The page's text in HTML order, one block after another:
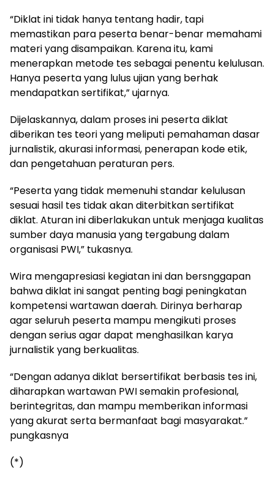
“Diklat ini tidak hanya tentang hadir, tapi
memastikan para peserta benar-benar memahami
materi yang disampaikan. Karena itu, kami
menerapkan metode tes sebagai penentu kelulusan.
Hanya peserta yang lulus ujian yang berhak
mendapatkan sertifikat,” ujarnya.
Dijelaskannya, dalam proses ini peserta diklat
diberikan tes teori yang meliputi pemahaman dasar
jurnalistik, akurasi informasi, penerapan kode etik,
dan pengetahuan peraturan pers.
“Peserta yang tidak memenuhi standar kelulusan
sesuai hasil tes tidak akan diterbitkan sertifikat
diklat. Aturan ini diberlakukan untuk menjaga kualitas
sumber daya manusia yang tergabung dalam
organisasi PWI,” tukasnya.
Wira mengapresiasi kegiatan ini dan bersnggapan
bahwa diklat ini sangat penting bagi peningkatan
kompetensi wartawan daerah. Dirinya berharap
agar seluruh peserta mampu mengikuti proses
dengan serius agar dapat menghasilkan karya
jurnalistik yang berkualitas.
“Dengan adanya diklat bersertifikat berbasis tes ini,
diharapkan wartawan PWI semakin profesional,
berintegritas, dan mampu memberikan informasi
yang akurat serta bermanfaat bagi masyarakat.”
pungkasnya
(*)